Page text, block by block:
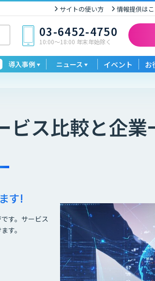
サイトの使い方 情報提供は
03-6452-4750
10:00〜18:00 年末年始除く
導入事例 ニュース イベント お
ビス比較と企業
す!
す。サービス
す。